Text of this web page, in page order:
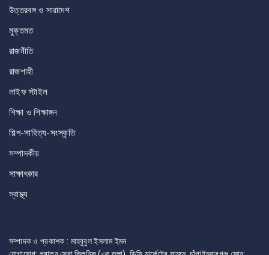
উত্তরবঙ্গ ও সারাদেশ
মুক্তমত
রাজনীতি
রাজশাহী
লাইফ স্টাইল
শিক্ষা ও শিক্ষাঙ্গন
শিল্প-সাহিত্য-সংস্কৃতি
সম্পাদকীয়
সাক্ষাৎকার
স্বাস্থ্য
সম্পাদক ও প্রকাশক : মাহবুবুল ইসলাম ইমন